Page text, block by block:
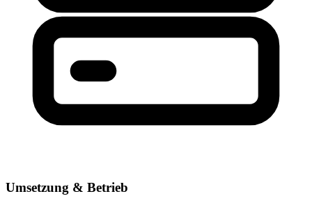
Umsetzung & Betrieb